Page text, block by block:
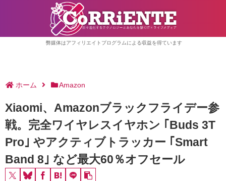
弊媒体はアフィリエイトプログラムによる収益を得ています
ホーム Amazon
Xiaomi、Amazonブラックフライデー参
戦。完全ワイヤレスイヤホン ｢Buds 3T
Pro｣ やアクティブトラッカー ｢Smart
Band 8｣ など最大60％オフセール